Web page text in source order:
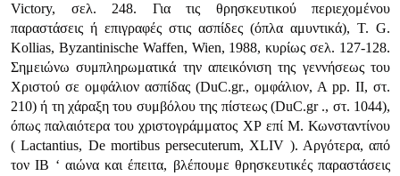
Victory, σελ. 248. Για τις θρησκευτικού περιεχομένου
παραστάσεις ή επιγραφές στις ασπίδες (όπλα αμυντικά), T. G.
Kollias, Byzantinische Waffen, Wien, 1988, κυρίως σελ. 127-128.
Σημειώνω συμπληρωματικά την απεικόνιση της γεννήσεως του
Χριστού σε ομφάλιον ασπίδας (DuC.gr., ομφάλιον, Α pp. II, στ.
210) ή τη χάραξη του συμβόλου της πίστεως (DuC.gr ., στ. 1044),
όπως παλαιότερα του χριστογράμματος ΧΡ επί Μ. Κωνσταντίνου
( Lactantius, De mortibus persecuterum, XLIV ). Αργότερα, από
τον IB ‘ αιώνα και έπειτα, βλέπουμε θρησκευτικές παραστάσεις